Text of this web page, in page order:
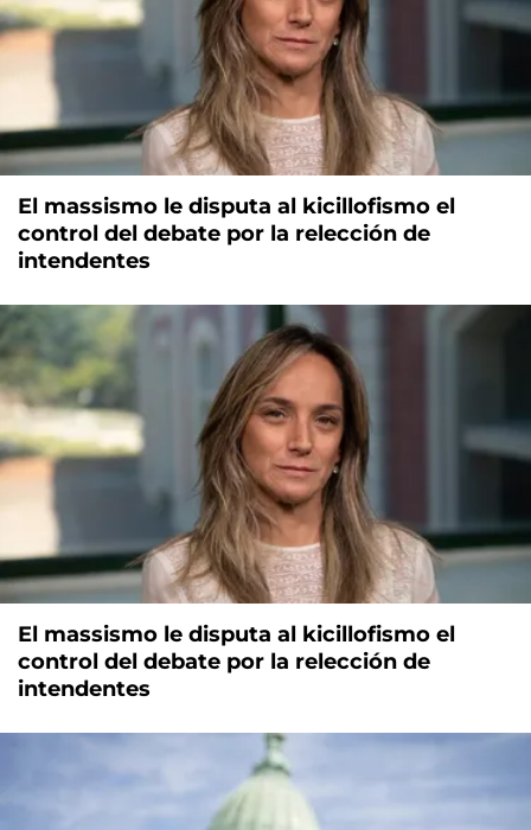
El massismo le disputa al kicillofismo el
control del debate por la relección de
intendentes
El massismo le disputa al kicillofismo el
control del debate por la relección de
intendentes